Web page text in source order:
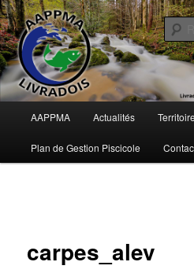
Aller
au
contenu
principalAAPPMA du
Pêche en Pays d'Ambert
principal
AAPPMA Actualités Territoire
Plan de Gestion Piscicole
carpes_alev